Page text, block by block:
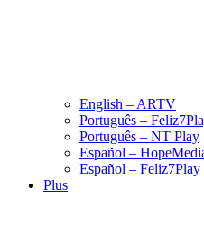
English – ARTV
Português –
Português – NT Play
Español –
Español – Feliz7Play
Plus